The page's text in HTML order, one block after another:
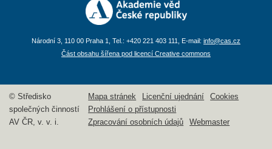
Národní 3, 110 00 Praha 1, Tel.: +420 221 403 111, E-mail: info@cas.cz
Část obsahu šířena pod licencí Creative commons
© Středisko
společných činností
AV ČR, v. v. i.
Mapa stránek Licenční ujednání
Cookies
Prohlášení o přístupnosti
Zpracování osobních údajů
Webmaster